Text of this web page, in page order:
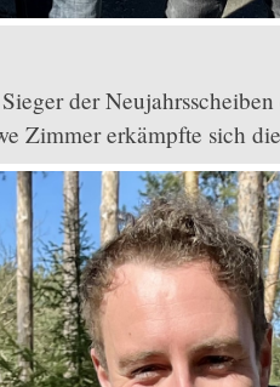
der
Zimmer erkämpfte sich